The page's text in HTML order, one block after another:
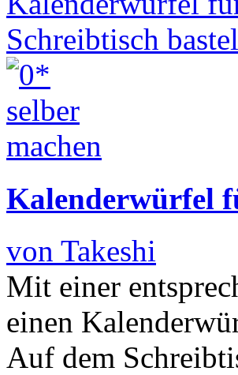
Kalenderwürfel
von Takeshi
Mit einer
einen
Auf dem